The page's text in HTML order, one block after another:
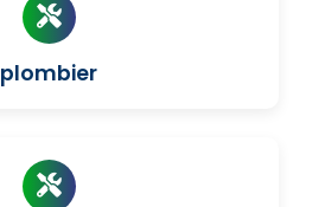
plombier